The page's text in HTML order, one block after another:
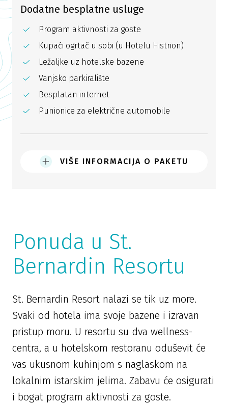
Dodatne besplatne usluge
Program aktivnosti za goste
Kupaći ogrtač u sobi (u Hotelu Histrion)
Ležaljke uz hotelske bazene
Vanjsko parkiralište
Besplatan internet
Punionice za električne automobile
VIŠE INFORMACIJA O PAKETU
Ponuda u St.
Bernardin Resortu
St. Bernardin Resort nalazi se tik uz more.
Svaki od hotela ima svoje bazene i izravan
pristup moru. U resortu su dva wellness-
centra, a u hotelskom restoranu oduševit će
vas ukusnom kuhinjom s naglaskom na
lokalnim istarskim jelima. Zabavu će osigurati
i bogat program aktivnosti za goste.